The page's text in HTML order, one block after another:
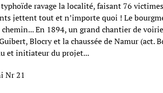
ravage la localité, faisant 76
jettent tout et n’importe quoi ! Le
chemin... En 1894, un grand chantier de
Blocry et la chaussée de Namur
et initiateur du projet...
Nr 21